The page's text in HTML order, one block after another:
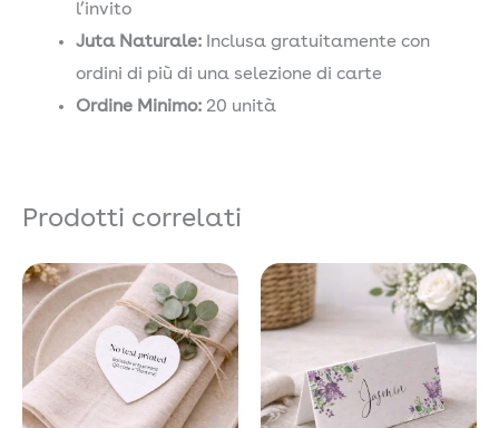
l’invito
Juta Naturale: Inclusa gratuitamente con
ordini di più di una selezione di carte
Ordine Minimo: 20 unità
Prodotti correlati